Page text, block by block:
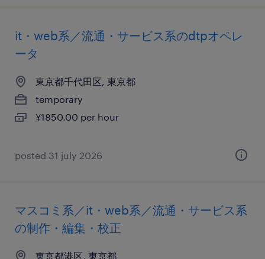
it・web系／流通・サービス系のdtpオペレ
ータ
東京都千代田区, 東京都
temporary
¥1850.00 per hour
posted 31 july 2026
マスコミ系／it・web系／流通・サービス系
の制作・編集・校正
東京都港区, 東京都